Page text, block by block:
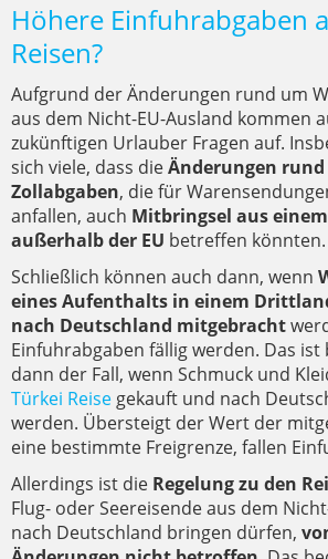
Höhere Einfuhrabgaben
Reisen?
Aufgrund der Änderungen rund um
aus dem Nicht-EU-Ausland kommen
zukünftigen Urlauber Fragen auf.
sich viele, dass dieÄnderungen
Zollabgaben, die für
anfallen, auch Mitbringsel aus
außerhalb der EU betreffen könnten.
Schließlich können auch dann, wenn
eines Aufenthalts in einem
nach Deutschland mitgebracht
Einfuhrabgaben fällig werden. Das ist
dann der Fall, wenn Schmuck und
Türkei Reise gekauft und nach
werden. Übersteigt der Wert der
eine bestimmte Freigrenze, fallen
Allerdings ist die Regelung zu den
Flug- oder Seereisende aus dem
nach Deutschland bringen dürfen,